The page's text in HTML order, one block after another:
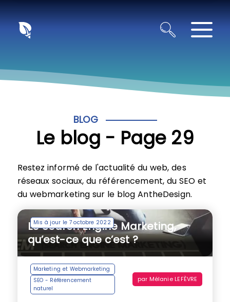
BLOG
Le blog - Page 29
Restez informé de l'actualité du web, des
réseaux sociaux, du référencement, du SEO et
du webmarketing sur le blog AntheDesign.
Mis à jour le 7 octobre 2022
Le Search Engine Marketing,
qu’est-ce que c’est ?
Marketing et Webmarketing
SEO - Référencement
naturel
par Mélanie LEFÈVRE
Panneau de gestion des cookies